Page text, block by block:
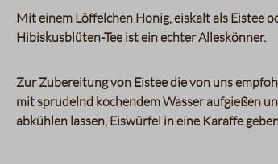
Mit einem Löffelchen Honig, eiskalt als Eistee
Hibiskusblüten-Tee ist ein echter Alleskönner.
Zur Zubereitung von Eistee die von uns
mit sprudelnd kochendem Wasser aufgießen
abkühlen lassen, Eiswürfel in eine Karaffe